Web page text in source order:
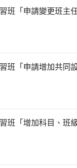
班「申請變更班主
班「申請增加共同
班「增加科目、班